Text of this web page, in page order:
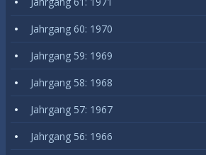
Jahrgang 60: 1970
Jahrgang 59: 1969
Jahrgang 58: 1968
Jahrgang 57: 1967
Jahrgang 56: 1966